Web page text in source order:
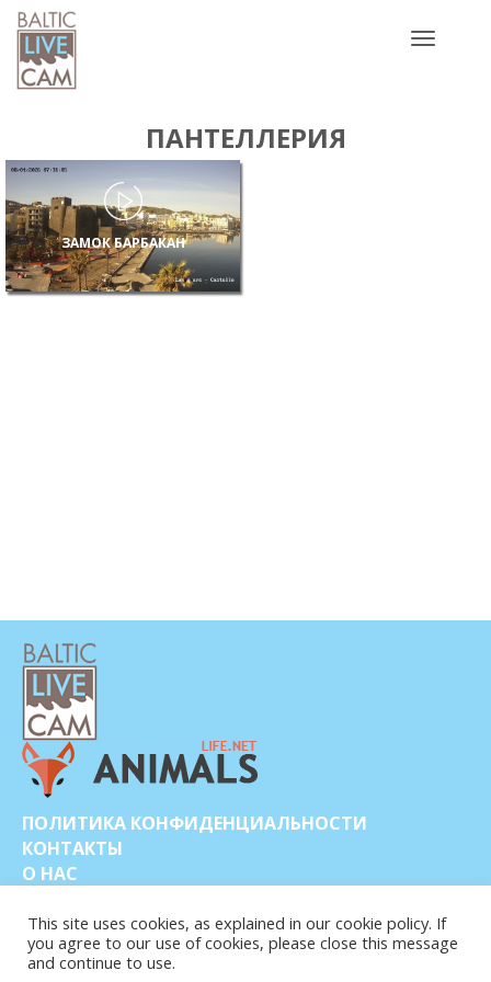
Toggle
ПАНТЕЛЛЕРИЯ
ЗАМОК БАРБАКАН
ПОЛИТИКА КОНФИДЕНЦИАЛЬНОСТИ
КОНТАКТЫ
О НАС
This site uses cookies, as explained in our cookie policy. If
you agree to our use of cookies, please close this message
and continue to use.